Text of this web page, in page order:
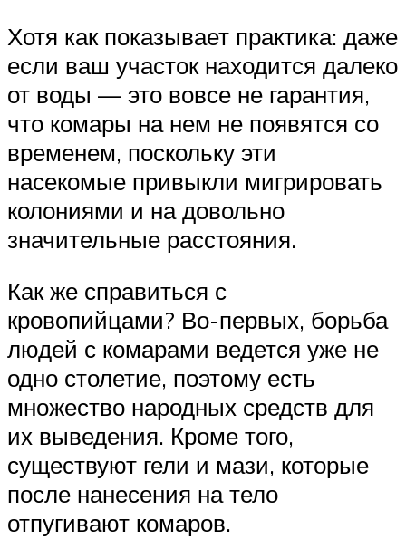
Хотя как показывает практика: даже
если ваш участок находится далеко
от воды — это вовсе не гарантия,
что комары на нем не появятся со
временем, поскольку эти
насекомые привыкли мигрировать
колониями и на довольно
значительные расстояния.
Как же справиться с
кровопийцами? Во-первых, борьба
людей с комарами ведется уже не
одно столетие, поэтому есть
множество народных средств для
их выведения. Кроме того,
существуют гели и мази, которые
после нанесения на тело
отпугивают комаров.